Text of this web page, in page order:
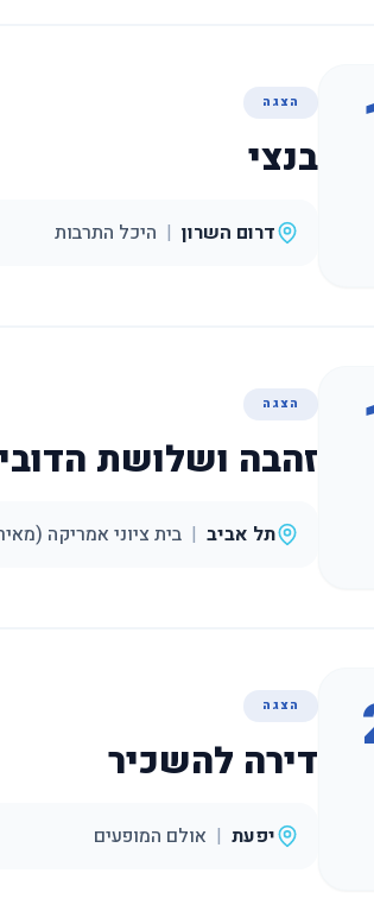
הצגה
בנצי
דרום השרון | היכל התרבות
הצגה
זהבה ושלושת
תל אביב | בית ציוני אמריקה
הצגה
דירה להשכיר
יפעת | אולם המופעים